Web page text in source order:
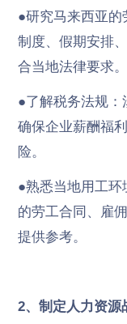
●研究马来西亚
制度、假期安排
合当地法律要求。
●了解税务法规：
确保企业薪酬福
险。
●熟悉当地用工
的劳工合同、雇
提供参考。
2、制定人力资源